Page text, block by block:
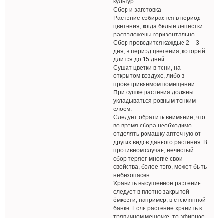
Сбор и заготовка
Растение собирается в период
цветения, когда белые лепестки
расположены горизонтально.
Сбор проводится каждые 2 – 3
дня, в период цветения, который
длится до 15 дней.
Сушат цветки в тени, на
открытом воздухе, либо в
проветриваемом помещении.
При сушке растения должны
укладываться ровным тонким
слоем.
Следует обратить внимание, что
во время сбора необходимо
отделять ромашку аптечную от
других видов данного растения. В
противном случае, нечистый
сбор теряет многие свои
свойства, более того, может быть
небезопасен.
Хранить высушенное растение
следует в плотно закрытой
ёмкости, например, в стеклянной
банке. Если растение хранить в
тряпичном мешочке, то эфирное